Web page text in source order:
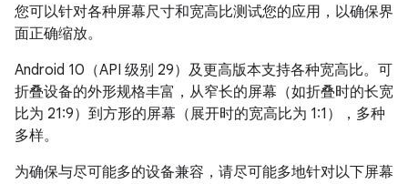
您可以针对各种屏幕尺寸和宽高比测试您的应用，以确保界
面正确缩放。
Android 10（API 级别 29）及更高版本支持各种宽高比。可
折叠设备的外形规格丰富，从窄长的屏幕（如折叠时的长宽
比为 21:9）到方形的屏幕（展开时的宽高比为 1:1），多种
多样。
为确保与尽可能多的设备兼容，请尽可能多地针对以下屏幕